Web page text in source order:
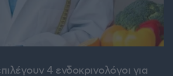
4 ενδοκρινολόγοι για